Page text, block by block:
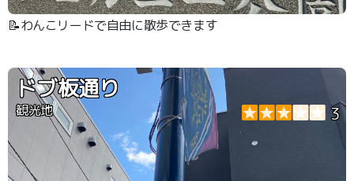
📝わんこリードで自由に散歩できます
ドブ板通り
観光地 3